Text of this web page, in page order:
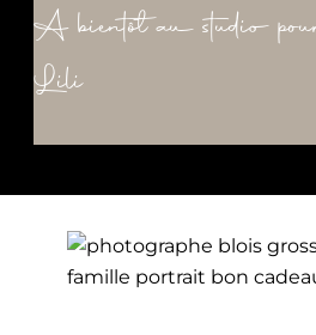
A bientôt au studio
Lili